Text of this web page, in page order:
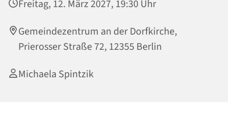
Freitag, 12. März 2027, 19:30 Uhr
Gemeindezentrum an der Dorfkirche,
Prierosser Straße 72, 12355 Berlin
Michaela Spintzik